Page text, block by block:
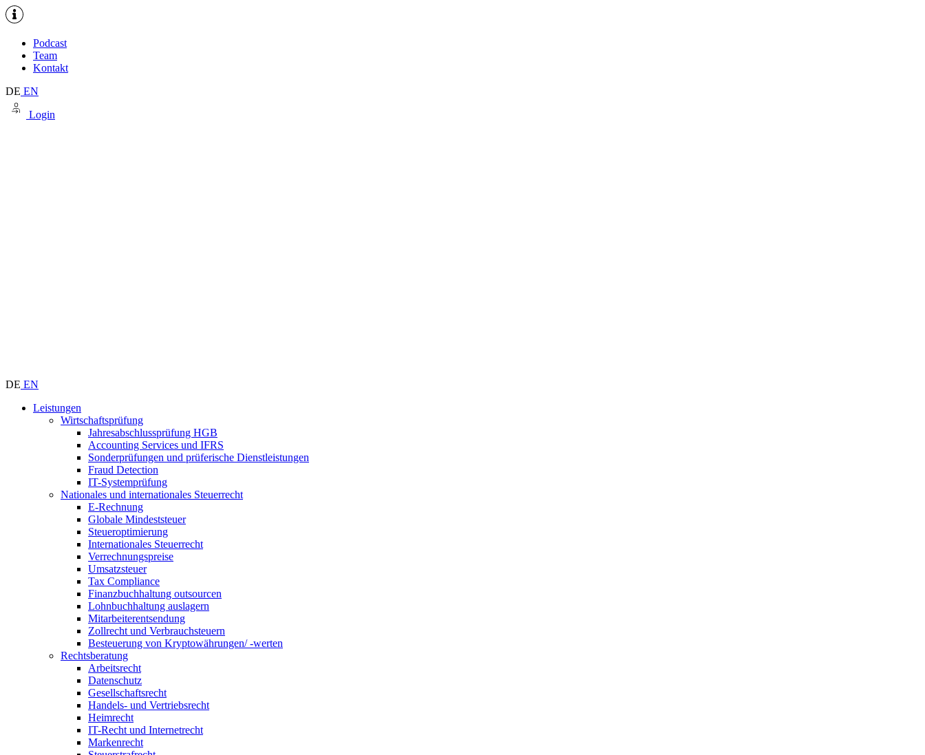
Podcast
Team
Kontakt
DE EN
Login
DE EN
Leistungen
Wirtschaftsprüfung
Jahresabschlussprüfung HGB
Accounting Services und IFRS
Sonderprüfungen und prüferische Dienstleistungen
Fraud Detection
IT-Systemprüfung
Nationales und internationales Steuerrecht
E-Rechnung
Globale Mindeststeuer
Steueroptimierung
Internationales Steuerrecht
Verrechnungspreise
Umsatzsteuer
Tax Compliance
Finanzbuchhaltung outsourcen
Lohnbuchhaltung auslagern
Mitarbeiterentsendung
Zollrecht und Verbrauchsteuern
Besteuerung von Kryptowährungen/ -werten
Rechtsberatung
Arbeitsrecht
Datenschutz
Gesellschaftsrecht
Handels- und Vertriebsrecht
Heimrecht
IT-Recht und Internetrecht
Markenrecht